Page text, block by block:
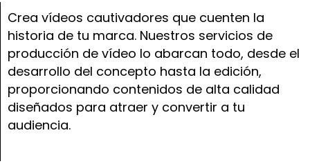
Crea vídeos cautivadores que cuenten la
historia de tu marca. Nuestros servicios de
producción de vídeo lo abarcan todo, desde el
desarrollo del concepto hasta la edición,
proporcionando contenidos de alta calidad
diseñados para atraer y convertir a tu
audiencia.